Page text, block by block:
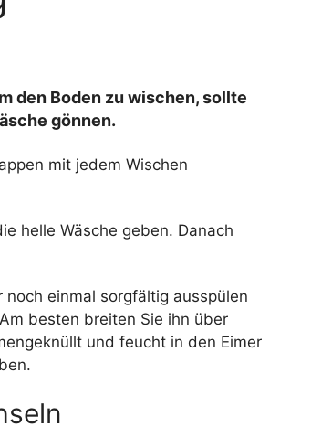
den Boden zu wischen, sollte
gönnen.
mit jedem Wischen
helle Wäsche geben. Danach
einmal sorgfältig ausspülen
besten breiten Sie ihn über
und feucht in den Eimer